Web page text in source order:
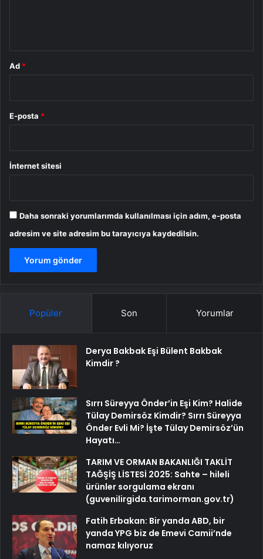
Ad *
E-posta *
İnternet sitesi
Daha sonraki yorumlarımda kullanılması için adım, e-posta
adresim ve site adresim bu tarayıcıya kaydedilsin.
Popüler Son Yorumlar
Derya Bakbak Eşi Bülent Bakbak
Kimdir ?
Sırrı Süreyya Önder’in Eşi Kim? Halide
Tülay Demirsöz Kimdir? Sırrı Süreyya
Önder Evli Mi? İşte Tülay Demirsöz’ün
Hayatı…
TARIM VE ORMAN BAKANLIĞI TAKLİT
TAĞŞİŞ LİSTESİ 2025: Sahte – hileli
ürünler sorgulama ekranı
(guvenilirgida.tarimorman.gov.tr)
Fatih Erbakan: Bir yanda ABD, bir
yanda YPG biz de Emevi Camii’nde
namaz kılıyoruz